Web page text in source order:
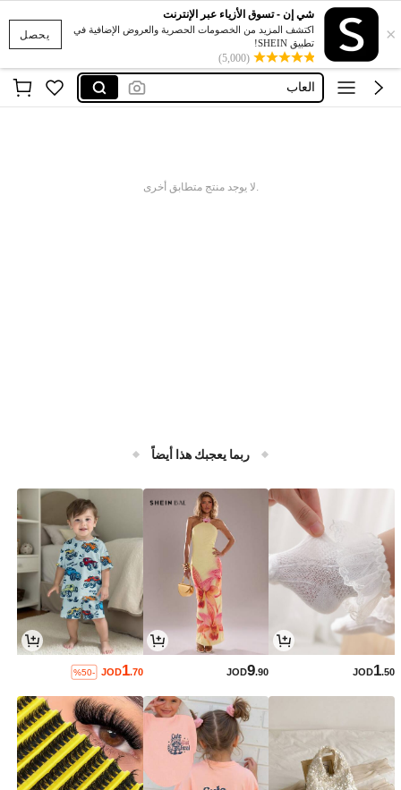
يحصل ×
شي إن - تسوق الأزياء عبر الإنترنت
اكتشف المزيد من الخصومات الحصرية والعروض الإضافية في
تطبيق SHEIN!
(5,000)
فستان
glowmod
العاب
فساتين
.لا يوجد منتج متطابق أخرى
ربما يعجبك هذا أيضاً
JOD1.50
JOD9.90
JOD1.70
%50-